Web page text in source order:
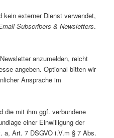
kein externer Dienst verwendet,
Subscribers & Newsletters.
anzumelden, reicht
angeben. Optional bitten wir
Ansprache im
die mit ihm ggf. verbundene
einer Einwilligung der
a, Art. 7 DSGVO i.V.m § 7 Abs.